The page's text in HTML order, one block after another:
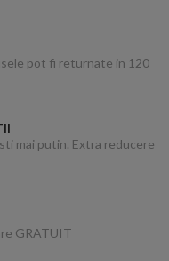
pot fi returnate in 120
mai putin. Extra reducere
GRATUIT